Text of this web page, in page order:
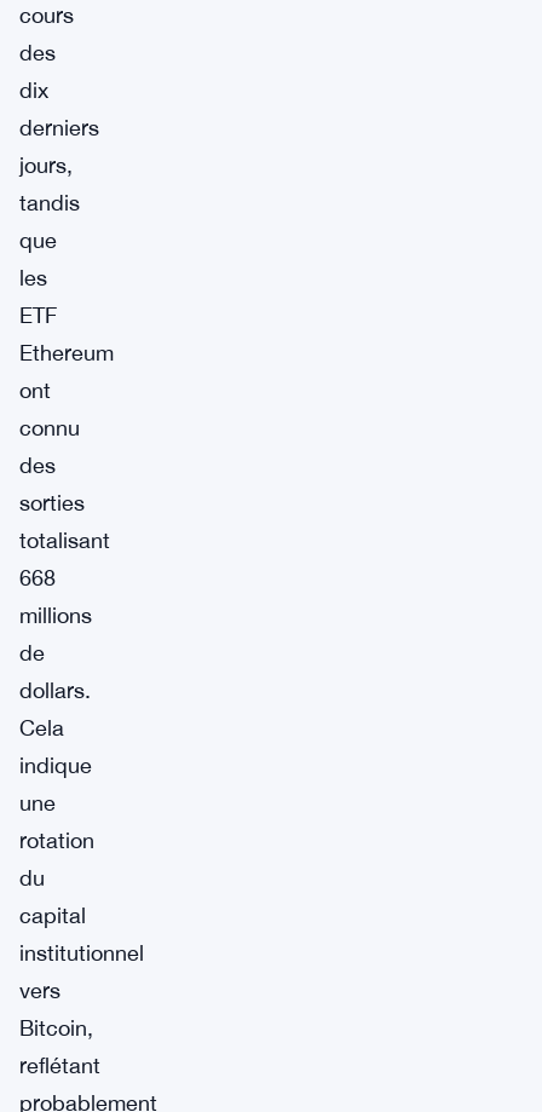
cours
des
dix
derniers
jours,
tandis
que
les
ETF
Ethereum
ont
connu
des
sorties
totalisant
668
millions
de
dollars.
Cela
indique
une
rotation
du
capital
institutionnel
vers
Bitcoin,
reflétant
probablement